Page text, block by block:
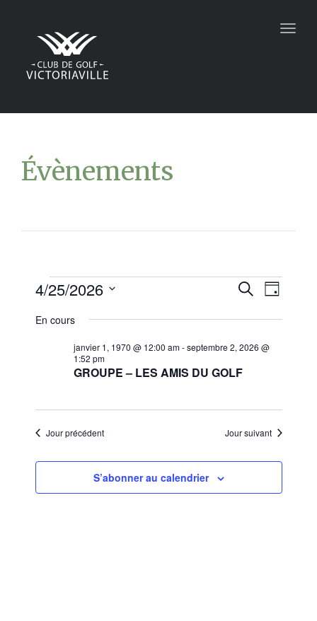
Évènements
et
de
Recherche
de
Jour
4/25/2026
une
En cours
GROUPE – LES AMIS DU GOLF
janvier 1, 1970 @ 12:00 am-septembre 2, 2026 @
1:52 pm
Jour précédent Jour suivant
S’abonner au calendrier